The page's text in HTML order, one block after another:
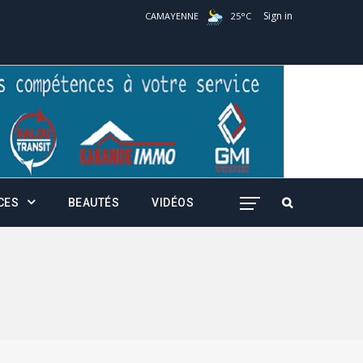
CAMAYENNE 25°C Sign in
BEAUTÉS VIDÉOS